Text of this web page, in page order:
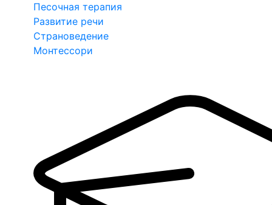
Песочная терапия
Развитие речи
Страноведение
Монтессори